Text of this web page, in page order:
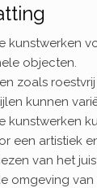
kunstwerken
objecten.
zoals
kunnen
kunstwerken
een artistiek
van het
omgeving